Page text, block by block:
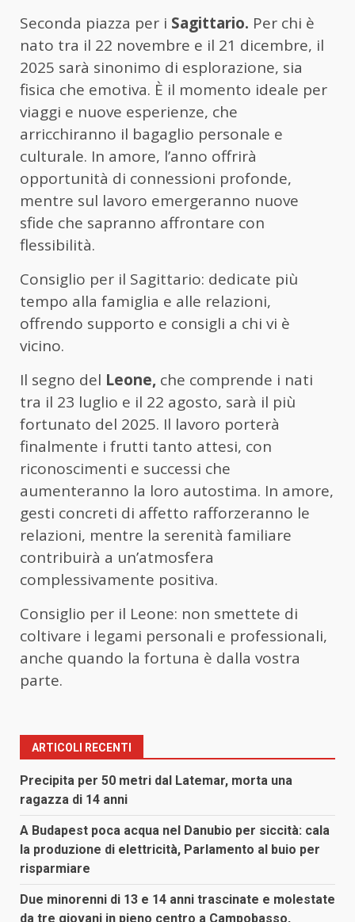
Seconda piazza per i Sagittario. Per chi è
nato tra il 22 novembre e il 21 dicembre, il
2025 sarà sinonimo di esplorazione, sia
fisica che emotiva. È il momento ideale per
viaggi e nuove esperienze, che
arricchiranno il bagaglio personale e
culturale. In amore, l’anno offrirà
opportunità di connessioni profonde,
mentre sul lavoro emergeranno nuove
sfide che sapranno affrontare con
flessibilità.
Consiglio per il Sagittario: dedicate più
tempo alla famiglia e alle relazioni,
offrendo supporto e consigli a chi vi è
vicino.
Il segno del Leone, che comprende i nati
tra il 23 luglio e il 22 agosto, sarà il più
fortunato del 2025. Il lavoro porterà
finalmente i frutti tanto attesi, con
riconoscimenti e successi che
aumenteranno la loro autostima. In amore,
gesti concreti di affetto rafforzeranno le
relazioni, mentre la serenità familiare
contribuirà a un’atmosfera
complessivamente positiva.
Consiglio per il Leone: non smettete di
coltivare i legami personali e professionali,
anche quando la fortuna è dalla vostra
parte.
ARTICOLI RECENTI
Precipita per 50 metri dal Latemar, morta una
ragazza di 14 anni
A Budapest poca acqua nel Danubio per siccità: cala
la produzione di elettricità, Parlamento al buio per
risparmiare
Due minorenni di 13 e 14 anni trascinate e molestate
da tre giovani in pieno centro a Campobasso,